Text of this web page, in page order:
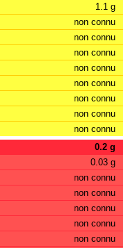
1.1 g
non connu
non connu
non connu
non connu
non connu
non connu
non connu
non connu
0.2 g
0.03 g
non connu
non connu
non connu
non connu
non connu